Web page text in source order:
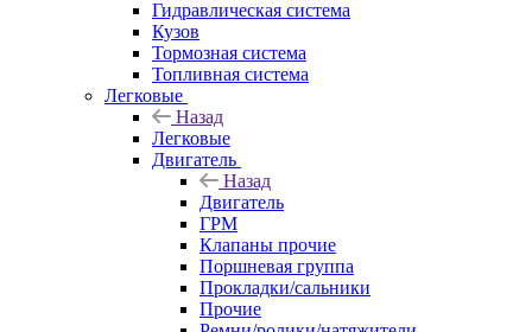
Гидравлическая система
Кузов
Тормозная система
Топливная система
Легковые
Назад
Легковые
Двигатель
Назад
Двигатель
ГРМ
Клапаны прочие
Поршневая группа
Прокладки/сальники
Прочие